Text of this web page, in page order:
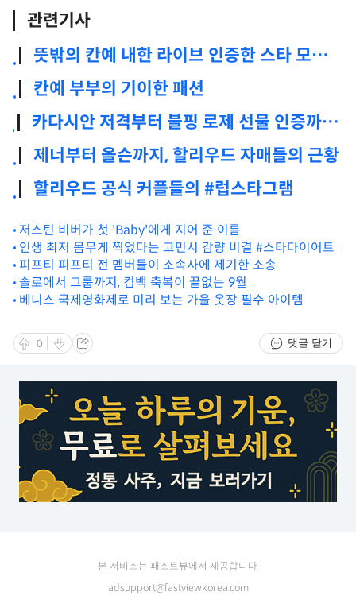
관련기사
뜻밖의 칸예 내한 라이브 인증한 스타 모
칸예 부부의 기이한 패션
카다시안 저격부터 블핑 로제 선물 인증까
제너부터 올슨까지, 할리우드 자매들의 근황
할리우드 공식 커플들의 #럽스타그램
저스틴 비버가 첫 'Baby'에게 지어 준 이름
인생 최저 몸무게 찍었다는 고민시 감량 비결 #스타다이어트
피프티 피프티 전 멤버들이 소속사에 제기한 소송
솔로에서 그룹까지, 컴백 축복이 끝없는 9월
베니스 국제영화제로 미리 보는 가을 옷장 필수 아이템
0 댓글 닫기
본 서비스는 패스트뷰에서 제공합니다.
adsupport@fastviewkorea.com